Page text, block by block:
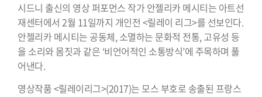
시드니 출신의 영상 퍼포먼스 작가 안젤리카 메시티는 아트선
재센터에서 2월 11일까지 개인전 <릴레이 리그>를 선보인다.
안젤리카 메시티는 공동체, 소멸하는 문화적 전통, 고유성 등
을 소리와 몸짓과 같은 ‘비언어적인 소통방식’에 주목하며 풀
어낸다.
영상작품 <릴레이리그>(2017)는 모스 부호로 송출된 프랑스